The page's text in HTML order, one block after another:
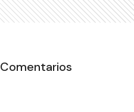
Comentarios